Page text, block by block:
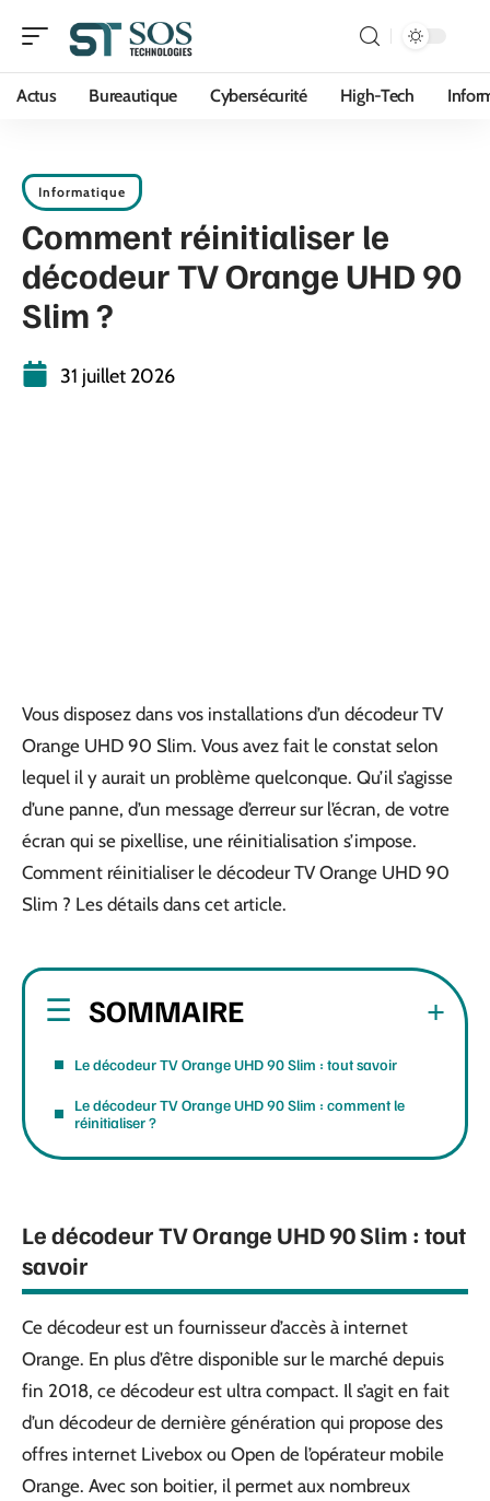
Actus Bureautique Cybersécurité High-Tech
Informatique
Comment réinitialiser le
décodeur TV Orange UHD 90
Slim ?
31 juillet 2026
Vous disposez dans vos installations d’un décodeur TV
Orange UHD 90 Slim. Vous avez fait le constat selon
lequel il y aurait un problème quelconque. Qu’il s’agisse
d’une panne, d’un message d’erreur sur l’écran, de votre
écran qui se pixellise, une réinitialisation s’impose.
Comment réinitialiser le décodeur TV Orange UHD 90
Slim ? Les détails dans cet article.
SOMMAIRE
Le décodeur TV Orange UHD 90 Slim : tout savoir
Le décodeur TV Orange UHD 90 Slim : comment le
réinitialiser ?
Le décodeur TV Orange UHD 90 Slim : tout
savoir
Ce décodeur est un fournisseur d’accès à internet
Orange. En plus d’être disponible sur le marché depuis
fin 2018, ce décodeur est ultra compact. Il s’agit en fait
d’un décodeur de dernière génération qui propose des
offres internet Livebox ou Open de l’opérateur mobile
Orange. Avec son boitier, il permet aux nombreux